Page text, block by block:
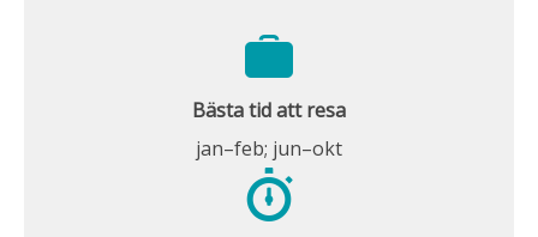
Bästa tid att resa
jan–feb; jun–okt